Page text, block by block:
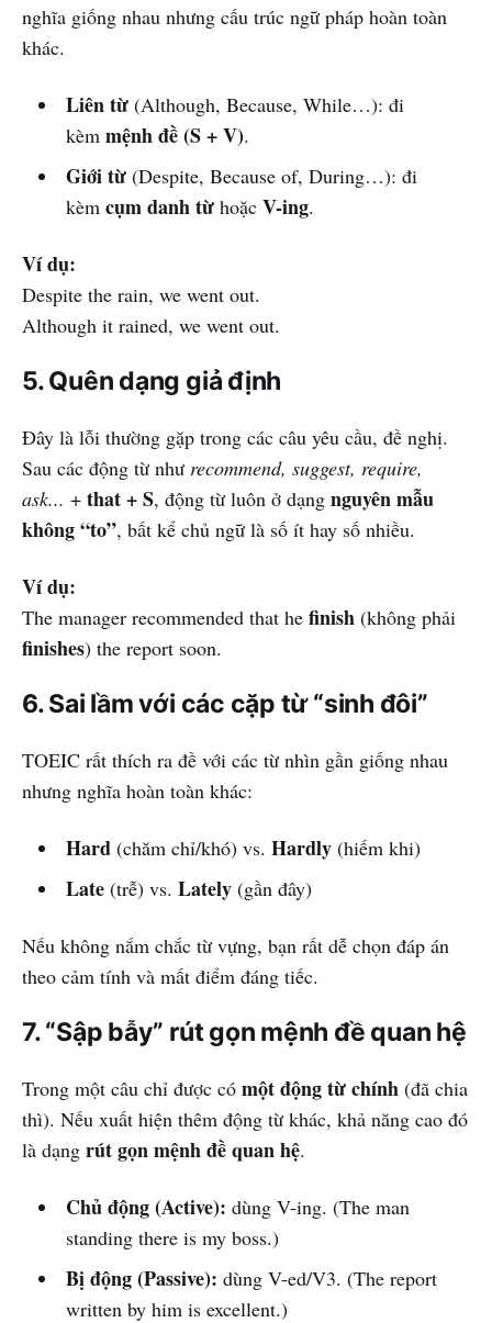
nghĩa giống nhau nhưng cấu trúc ngữ pháp hoàn toàn
khác.
Liên từ(Although, Because, While…): đi
kèm mệnh đề (S + V).
Giới từ(Despite, Because of, During…): đi
kèm cụm danh từhoặc V-ing.
Ví dụ:
Despite the rain, we went out.
Although it rained, we went out.
5. Quên dạng giả định
Đây là lỗi thường gặp trong các câu yêu cầu, đề nghị.
Sau các động từ như recommend, suggest, require,
ask... + that + S, động từ luôn ở dạng nguyên mẫu
không “to”, bất kể chủ ngữ là số ít hay số nhiều.
Ví dụ:
The manager recommended that he finish (không phải
finishes) the report soon.
6. Sai lầm với các cặp từ “sinh đôi”
TOEIC rất thích ra đề với các từ nhìn gần giống nhau
nhưng nghĩa hoàn toàn khác:
Hard(chăm chỉ/khó) vs. Hardly(hiếm khi)
Late(trễ) vs. Lately(gần đây)
Nếu không nắm chắc từ vựng, bạn rất dễ chọn đáp án
theo cảm tính và mất điểm đáng tiếc.
7. “Sập bẫy” rút gọn mệnh đề quan hệ
Trong một câu chỉ được có một động từ chính (đã chia
thì). Nếu xuất hiện thêm động từ khác, khả năng cao đó
là dạng rút gọn mệnh đề quan hệ.
Chủ động (Active): dùng V-ing. (The man
standing there is my boss.)
Bị động (Passive): dùng V-ed/V3. (The report
written by him is excellent.)